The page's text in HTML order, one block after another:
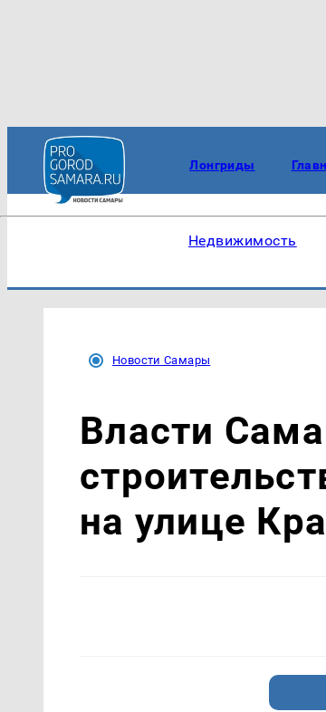
Лонгриды
Недвижимость
Новости Самары
Власти
на улице